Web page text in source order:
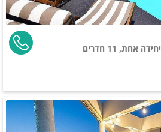
יחידה אחת, 11 חדרים